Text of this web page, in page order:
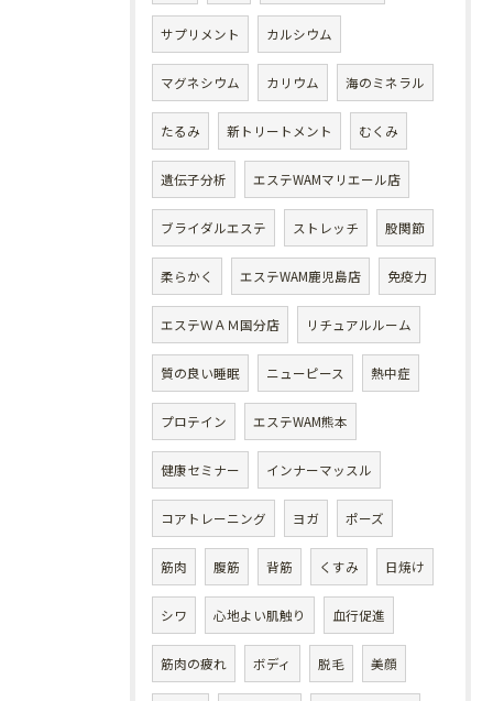
サプリメント カルシウム
マグネシウム カリウム 海のミネラル
たるみ 新トリートメント むくみ
遺伝子分析 エステWAMマリエール店
ブライダルエステ ストレッチ 股関節
柔らかく エステWAM鹿児島店 免疫力
エステＷＡＭ国分店 リチュアルルーム
質の良い睡眠 ニューピース 熱中症
プロテイン エステWAM熊本
健康セミナー インナーマッスル
コアトレーニング ヨガ ポーズ
筋肉 腹筋 背筋 くすみ 日焼け
シワ 心地よい肌触り 血行促進
筋肉の疲れ ボディ 脱毛 美顔